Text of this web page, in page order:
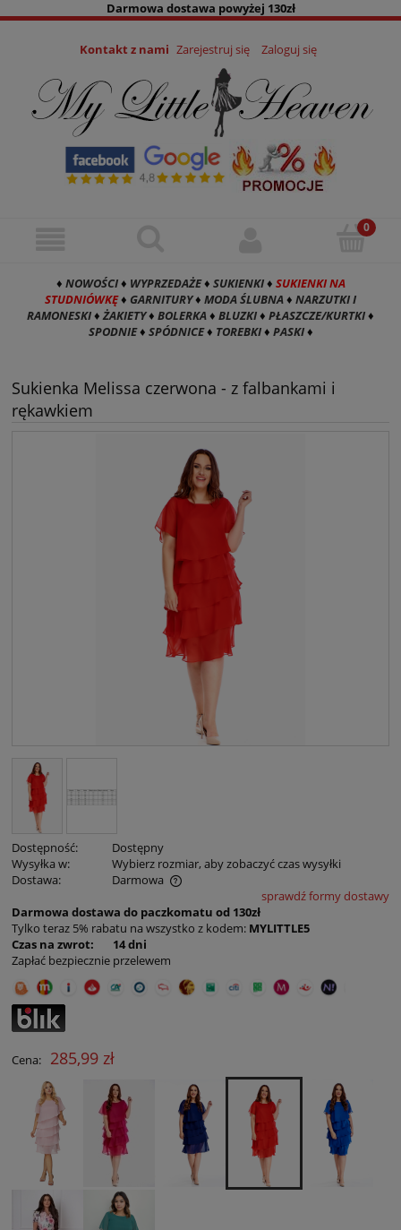
Darmowa dostawa powyżej 130zł
Kontakt z nami Zarejestruj się Zaloguj się
♦ NOWOŚCI♦ WYPRZEDAŻE♦ SUKIENKI♦ SUKIENKI NA
STUDNIÓWKĘ♦ GARNITURY♦ MODA ŚLUBNA♦ NARZUTKI I
RAMONESKI♦ŻAKIETY♦ BOLERKA♦ BLUZKI♦ PŁASZCZE/KURTKI♦
SPODNIE♦ SPÓDNICE♦ TOREBKI♦ PASKI♦
Sukienka Melissa czerwona - z falbankami i
rękawkiem
Dostępność:
Dostępny
Wysyłka w:
Wybierz rozmiar, aby zobaczyć czas wysyłki
Dostawa:
Darmowa
Cena nie zawiera ewentualnych kosztów płatnościsprawdź formy dostawy
Darmowa dostawa do paczkomatu od 130zł
Tylko teraz 5% rabatu na wszystko z kodem: MYLITTLE5
Czas na zwrot: 14 dni
Zapłać bezpiecznie przelewem
Cena: 285,99 zł